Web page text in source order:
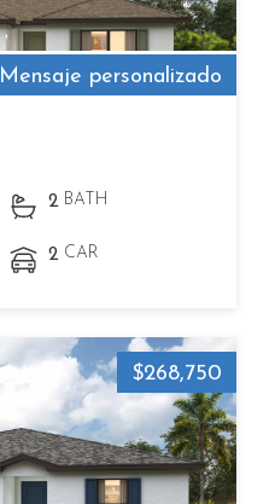
Mensaje personalizado
2 BATH
2 CAR
$268,750